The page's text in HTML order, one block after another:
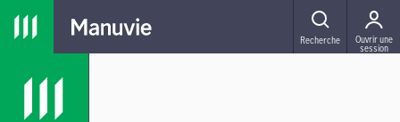
Passer à la navigation principale
Passer au contenu principal
Passer au pied de page
MENU
Recherche Ouvrir une
session